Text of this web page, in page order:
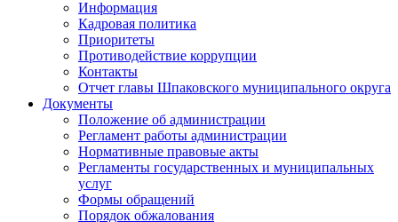
Информация
Кадровая политика
Приоритеты
Противодействие коррупции
Контакты
Отчет главы Шпаковского муниципального округа
Документы
Положение об администрации
Регламент работы администрации
Нормативные правовые акты
Регламенты государственных и муниципальных
услуг
Формы обращений
Порядок обжалования